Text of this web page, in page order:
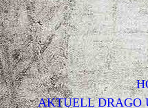
AKTUELL DRAGO